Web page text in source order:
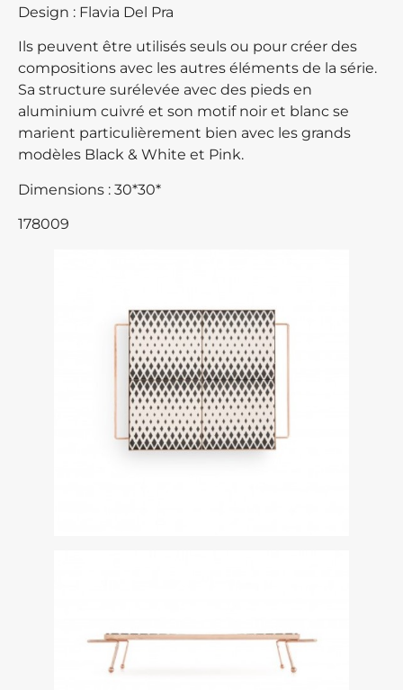
Design : Flavia Del Pra
Ils peuvent être utilisés seuls ou pour créer des
compositions avec les autres éléments de la série.
Sa structure surélevée avec des pieds en
aluminium cuivré et son motif noir et blanc se
marient particulièrement bien avec les grands
modèles Black & White et Pink.
Dimensions : 30*30*
178009